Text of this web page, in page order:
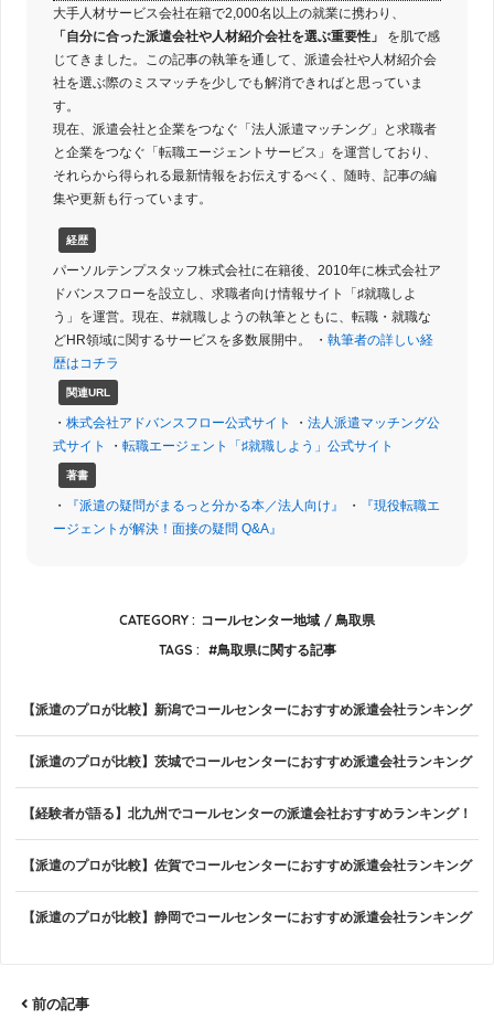
大手人材サービス会社在籍で2,000名以上の就業に携わり、
「自分に合った派遣会社や人材紹介会社を選ぶ重要性」
を肌で感
じてきました。この記事の執筆を通して、派遣会社や人材紹介会
社を選ぶ際のミスマッチを少しでも解消できればと思っていま
す。
現在、派遣会社と企業をつなぐ「法人派遣マッチング」と求職者
と企業をつなぐ「転職エージェントサービス」を運営しており、
それらから得られる最新情報をお伝えするべく、随時、記事の編
集や更新も行っています。
経歴
パーソルテンプスタッフ株式会社に在籍後、2010年に株式会社ア
ドバンスフローを設立し、求職者向け情報サイト「♯就職しよ
う」を運営。現在、#就職しようの執筆とともに、転職・就職な
どHR領域に関するサービスを多数展開中。 ・ 執筆者の詳しい経
歴はコチラ
関連URL
・ 株式会社アドバンスフロー公式サイト ・ 法人派遣マッチング公
式サイト
・ 転職エージェント「♯就職しよう」公式サイト
著書
・ 『派遣の疑問がまるっと分かる本／法人向け』 ・
『現役転職エ
ージェントが解決！面接の疑問 Q&A』
CATEGORY : コールセンター地域
鳥取県
TAGS :
鳥取県に関する記事
【派遣のプロが比較】新潟でコールセンターにおすすめ派遣会社ランキング
【派遣のプロが比較】茨城でコールセンターにおすすめ派遣会社ランキング
【経験者が語る】北九州でコールセンターの派遣会社おすすめランキング！
【派遣のプロが比較】佐賀でコールセンターにおすすめ派遣会社ランキング
【派遣のプロが比較】静岡でコールセンターにおすすめ派遣会社ランキング
前の記事